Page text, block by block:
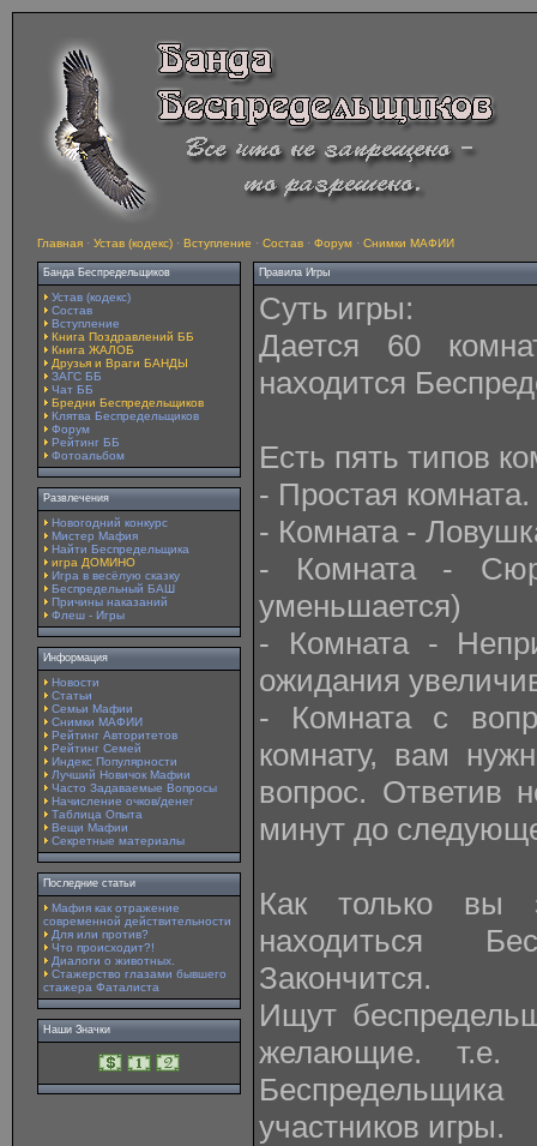
Главная · Устав (кодекс) · Вступление · Состав · Форум · Снимки МАФИИ
Банда Беспредельщиков
Устав (кодекс)
Состав
Вступление
Книга Поздравлений ББ
Книга ЖАЛОБ
Друзья и Враги БАНДЫ
ЗАГС ББ
Чат ББ
Бредни Беспредельщиков
Клятва Беспредельщиков
Форум
Рейтинг ББ
Фотоальбом
Развлечения
Новогодний конкурс
Мистер Мафия
Найти Беспредельщика
игра ДОМИНО
Игра в весёлую сказку
Беспредельный БАШ
Причины наказаний
Флеш - Игры
Информация
Новости
Статьи
Семьи Мафии
Снимки МАФИИ
Рейтинг Авторитетов
Рейтинг Семей
Индекс Популярности
Лучший Новичок Мафии
Часто Задаваемые Вопросы
Начисление очков/денег
Таблица Опыта
Вещи Мафии
Секретные материалы
Последние статьи
Мафия как отражение
современной действительности
Для или против?
Что происходит?!
Диалоги о животных.
Стажерство глазами бывшего
стажера Фаталиста
Наши Значки
Правила Игры
Суть игры:
Дается 60
находится
Есть пять типов
- Простая комната.
- Комната -
- Комната -
уменьшается)
- Комната -
ожидания
- Комната с
комнату, вам
вопрос. Ответив
минут до
Как только вы
находиться
Закончится.
Ищут
желающие. т.е.
участников игры.